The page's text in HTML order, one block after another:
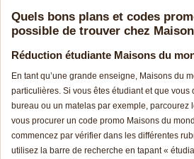
Quels bons plans et codes
possible de trouver chez
Réduction étudiante Maisons du
En tant qu’une grande enseigne, Maisons du
particulières. Si vous êtes étudiant et que vous
bureau ou un matelas par exemple, parcourez
vous procurer un code promo Maisons du
commencez par vérifier dans les différentes
utilisez la barre de recherche en tapant «